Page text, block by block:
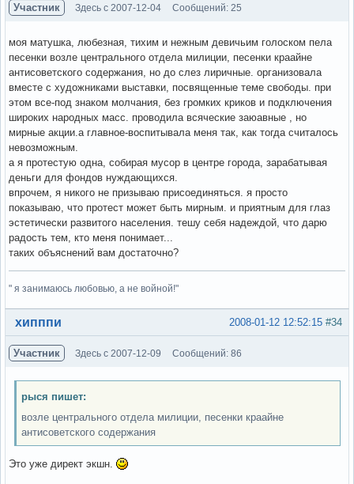
Участник Здесь с 2007-12-04 Сообщений: 25
моя матушка, любезная, тихим и нежным девичьим голоском пела
песенки возле центрального отдела милиции, песенки краайне
антисоветского содержания, но до слез лиричные. организовала
вместе с художниками выставки, посвященные теме свободы. при
этом все-под знаком молчания, без громких криков и подключения
широких народных масс. проводила всяческие заюавные , но
мирные акции.а главное-воспитывала меня так, как тогда считалось
невозможным.
а я протестую одна, собирая мусор в центре города, зарабатывая
деньги для фондов нуждающихся.
впрочем, я никого не призываю присоединяться. я просто
показываю, что протест может быть мирным. и приятным для глаз
эстетически развитого населения. тешу себя надеждой, что дарю
радость тем, кто меня понимает...
таких объяснений вам достаточно?
" я занимаюсь любовью, а не войной!"
Вне форума #34
2008-01-12 12:52:15
хипппи
Участник Здесь с 2007-12-09 Сообщений: 86
рыся пишет:
возле центрального отдела милиции, песенки краайне
антисоветского содержания
Это уже директ экшн.